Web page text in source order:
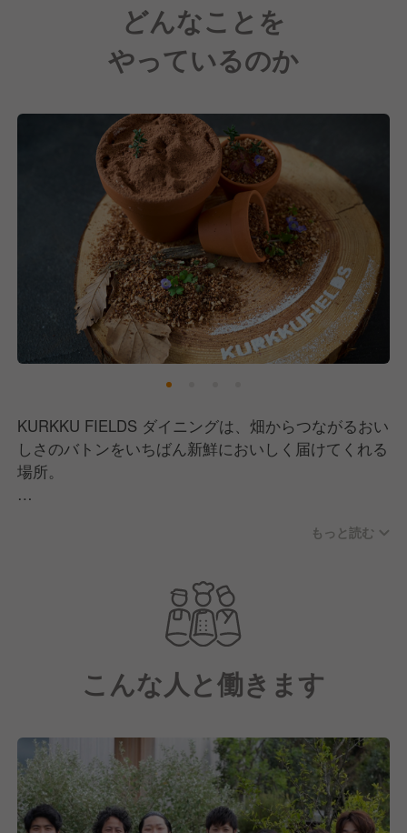
どんなことを
やっているのか
KURKKU FIELDS ダイニングは、畑からつながるおい
しさのバトンをいちばん新鮮においしく届けてくれる
場所。
の畑や牧場で仲間が生産する新鮮な素材を使い、薪釜
など、KURKKU FIELDS のメインダイニングとして農
場の美味しさをあますことなくお客さまにお届けする
またコクーンやタイニーハウス宿泊施設の食事提供も
行っています。
もっと読む
こんな人と働きます